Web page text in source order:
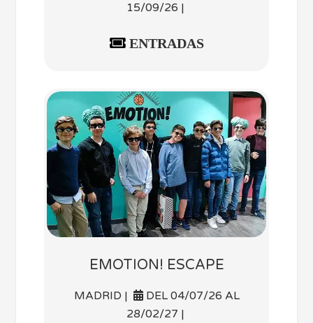
15/09/26 |
ENTRADAS
EMOTION! ESCAPE
MADRID |
DEL 04/07/26 AL
28/02/27 |